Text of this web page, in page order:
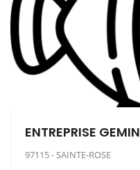
ENTREPRISE GEMIN
97115 - SAINTE-ROSE